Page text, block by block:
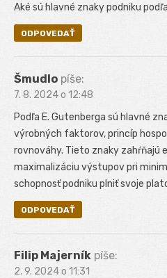
Aké sú hlavné znaky podniku
ODPOVEDAŤ
Šmudlo píše:
7. 8. 2024 o 12:48
Podľa E. Gutenberga sú hlavné
výrobných faktorov, princíp
rovnováhy. Tieto znaky zahŕňajú
maximalizáciu výstupov pri
schopnosť podniku plniť svoje
ODPOVEDAŤ
Filip Majerník píše:
2. 9. 2024 o 11:31